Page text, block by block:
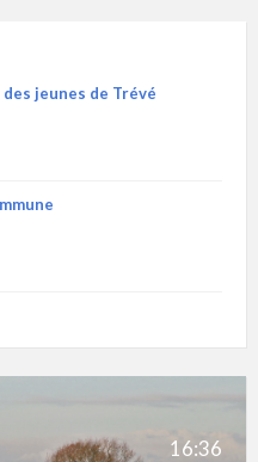
jeunes de Trévé
16:36